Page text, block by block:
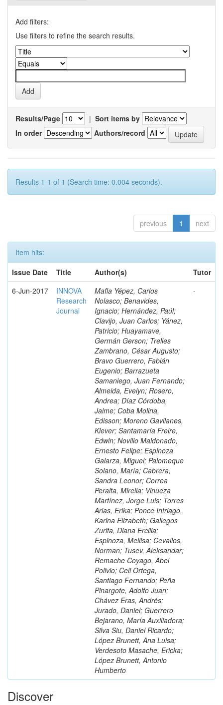
Add filters:
Use filters to refine the search results.
Results/Page | Sort items by
In order
Authors/record
Results 1-1 of 1 (Search time: 0.004 seconds).
previous 1 next
Item hits:
Issue Date
Title Author(s)
Tutor
6-Jun-2017
INNOVA
Research
Journal
Mafla Yépez, Carlos
Nolasco; Benavides,
Ignacio; Hernández, Paúl;
Clavijo, Juan Carlos; Yánez,
Patricio; Huayamave,
Germán Gerson; Trelles
Zambrano, César Augusto;
Bravo Guerrero, Fabián
Eugenio; Barrazueta
Samaniego, Juan Fernando;
Almeida, Evelyn; Rosero,
Andrea; Díaz Córdoba,
Jaime; Coba Molina,
Edisson; Moreno Gavilanes,
Klever; Santamaría Freire,
Edwin; Novillo Maldonado,
Ernesto Felipe; Espinoza
Galarza, Miguel; Palomeque
Solano, María; Cabrera,
Sandra Leonor; Correa
Peralta, Mirella; Vinueza
Martínez, Jorge Luis; Torres
Arias, Erika; Ponce Intriago,
Karina Elizabeth; Gallegos
Zurita, Diana Ercilia;
Espinoza, Mellisa; Cevallos,
Norman; Tusev, Aleksandar;
Remache Coyago, Abel
Polivio; Celi Ortega,
Santiago Fernando; Peña
Pinargote, Adolfo Juan;
Chávez Eras, Andrés;
Jurado, Daniel; Guerrero
Bejarano, María Auxiliadora;
Silva Siu, Daniel Ricardo;
López Brunett, Ana Luisa;
Verdesoto Masache, Ericka;
López Brunett, Antonio
Humberto
-
Discover